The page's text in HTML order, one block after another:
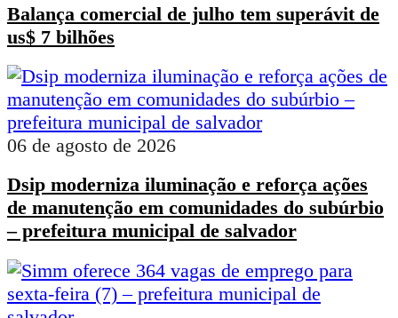
Balança comercial de julho tem superávit de
us$ 7 bilhões
06 de agosto de 2026
Dsip moderniza iluminação e reforça ações
de manutenção em comunidades do subúrbio
– prefeitura municipal de salvador